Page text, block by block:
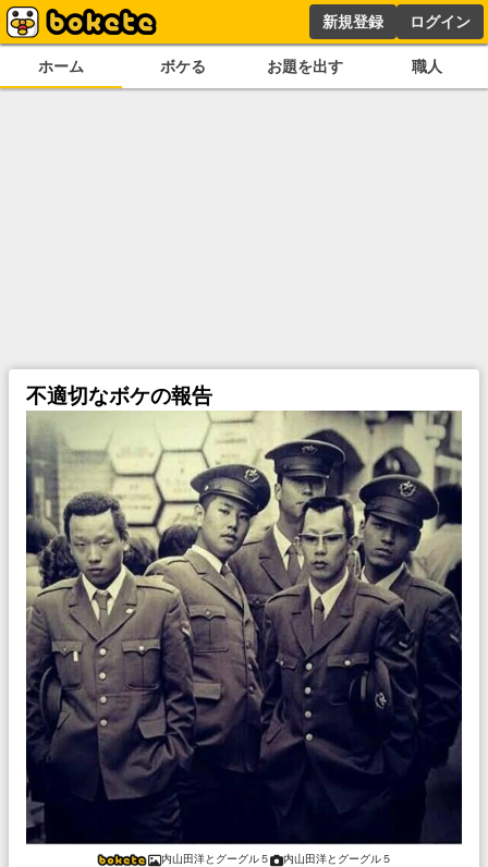
新規登録 ログイン
ホーム ボケる お題を出す 職人
不適切なボケの報告
内山田洋とグーグル５ 内山田洋とグーグル５